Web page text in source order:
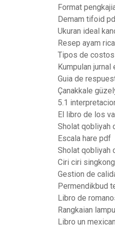
Format
Demam tifoid
Ukuran ideal
Resep ayam
Tipos de
Kumpulan
Guia de
Çanakkale
5.1
El libro de los
Sholat qobliyah
Escala hare pdf
Sholat qobliyah
Ciri ciri
Gestion de
Permendikbud
Libro de
Rangkaian
Libro un